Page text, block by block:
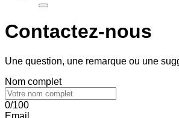
Contactez-nous
Une question, une remarque ou une
Nom complet
0/100
Email